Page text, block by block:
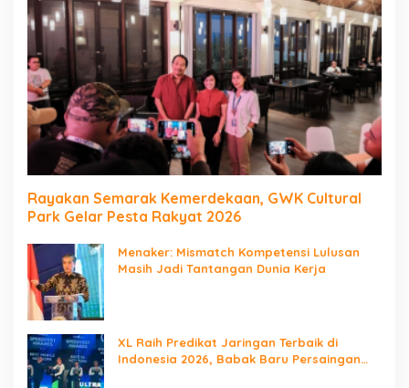
Rayakan Semarak Kemerdekaan, GWK Cultural
Park Gelar Pesta Rakyat 2026
Menaker: Mismatch Kompetensi Lulusan
Masih Jadi Tantangan Dunia Kerja
XL Raih Predikat Jaringan Terbaik di
Indonesia 2026, Babak Baru Persaingan